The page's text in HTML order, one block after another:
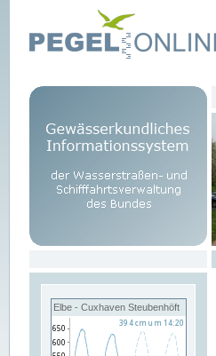
Elbe - Cuxhaven Steubenhöft